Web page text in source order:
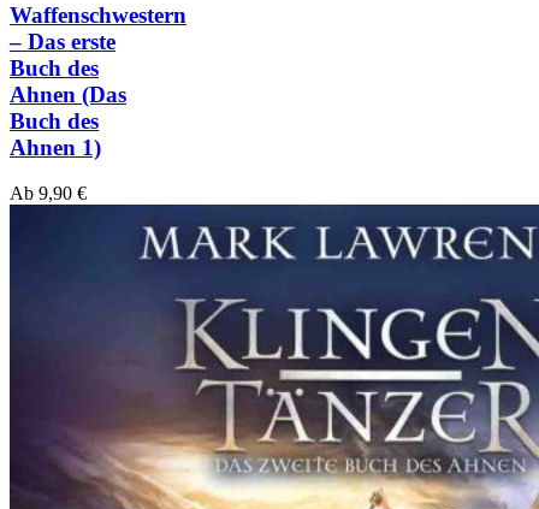
Waffenschwestern
– Das erste
Buch des
Ahnen (Das
Buch des
Ahnen 1)
Ab 9,90 €